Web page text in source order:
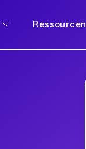
Ressourcen